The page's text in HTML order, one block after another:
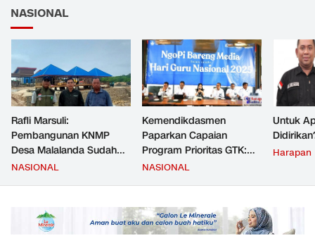
NASIONAL
Rafli Marsuli:
Pembangunan KNMP
Desa Malalanda Sudah
Mencapai 69 Persen dan
JMD dan JMF
NASIONAL
Kemendikdasmen
Paparkan Capaian
Program Prioritas GTK:
Kompetensi Meningkat,
NASIONAL
Untuk
Harapan